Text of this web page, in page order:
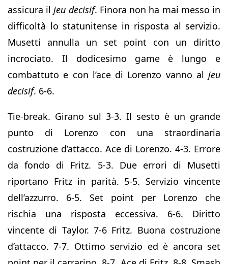
assicura iljeu decisif. Finora non ha mai messo in
difficoltà lo statunitense in risposta al servizio.
Musetti annulla un set point con un diritto
incrociato. Il dodicesimo game è lungo e
combattuto e con l’ace di Lorenzo vanno al jeu
decisif. 6-6.
Tie-break. Girano sul 3-3. Il sesto è un grande
punto di Lorenzo con una straordinaria
costruzione d’attacco. Ace di Lorenzo. 4-3. Errore
da fondo di Fritz. 5-3. Due errori di Musetti
riportano Fritz in parità. 5-5. Servizio vincente
dell’azzurro. 6-5. Set point per Lorenzo che
rischia una risposta eccessiva. 6-6. Diritto
vincente di Taylor. 7-6 Fritz. Buona costruzione
d’attacco. 7-7. Ottimo servizio ed è ancora set